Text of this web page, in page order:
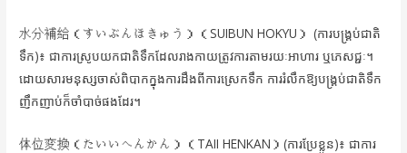
水分補給（すいぶんほきゅう）（SUIBUN HOKYU） (ការបង្គ្រប់ជាតិ
ទឹក)៖ ជាការស្រូបយកជាតិទឹកដែលរាងកាយត្រូវការតាមរយៈអាហារ ឬភេសជ្ជៈ។
ដោយសារមនុស្សចាស់ពិបាកក្នុងការដឹងពីការស្រេកទឹក ការរំលឹកឱ្យបង្គ្រប់ជាតិទឹក
ញឹកញាប់ក៏ចាំបាច់ផងដែរ។
体位変換（たいいへんかん）（TAII HENKAN）(ការប្រែខ្លួន)៖ ជាការ